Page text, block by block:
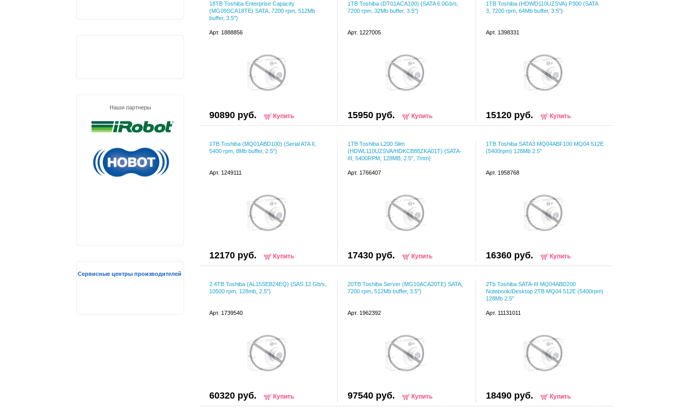
18TB Toshiba Enterprise Capacity
(MG09SCA18TE) SATA, 7200 rpm, 512Mb
buffer, 3.5"}
Арт. 1888856
90890 руб. Купить
1TB Toshiba (DT01ACA100) {SATA 6.0Gb/s,
7200 rpm, 32Mb buffer, 3.5"}
Арт. 1227005
15950 руб. Купить
1TB Toshiba (HDWD110UZSVA) P300 {SATA
3, 7200 rpm, 64Mb buffer, 3.5"}
Арт. 1398331
15120 руб. Купить
1TB Toshiba (MQ01ABD100) {Serial ATA II,
5400 rpm, 8Mb buffer, 2.5"}
Арт. 1249111
12170 руб. Купить
1TB Toshiba L200 Slim
(HDWL110UZSVA/HDKCB88ZKA01T) {SATA-
III, 5400RPM, 128MB, 2.5", 7mm}
Арт. 1766407
17430 руб. Купить
1TB Toshiba SATA3 MQ04ABF100 MQ04 512E
(5400rpm) 128Mb 2.5"
Арт. 1958768
16360 руб. Купить
2.4TB Toshiba (AL15SEB24EQ) {SAS 12 Gb/s,
10500 rpm, 128mb, 2.5"}
Арт. 1739540
60320 руб. Купить
20TB Toshiba Server (MG10ACA20TE) SATA,
7200 rpm, 512Mb buffer, 3.5"}
Арт. 1962392
97540 руб. Купить
2Tb Toshiba SATA-III MQ04ABD200
Notebook/Desktop 2TB MQ04 512E (5400rpm)
128Mb 2.5"
Арт. 11131011
18490 руб. Купить
Наши партнеры
Сервисные центры производителей